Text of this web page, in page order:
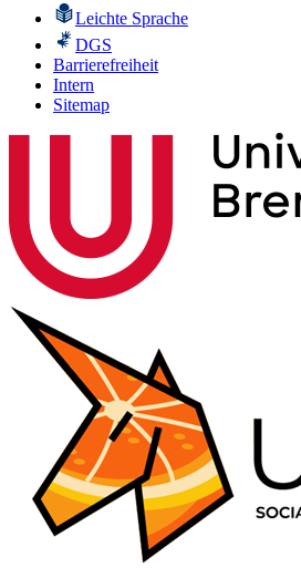
Leichte Sprache
DGS
Barrierefreiheit
Intern
Sitemap